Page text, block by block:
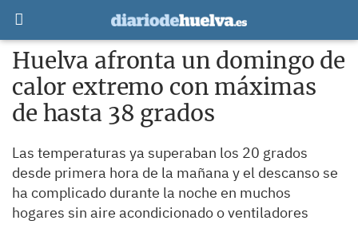
Huelva afronta un domingo de
calor extremo con máximas
de hasta 38 grados
Las temperaturas ya superaban los 20 grados
desde primera hora de la mañana y el descanso se
ha complicado durante la noche en muchos
hogares sin aire acondicionado o ventiladores